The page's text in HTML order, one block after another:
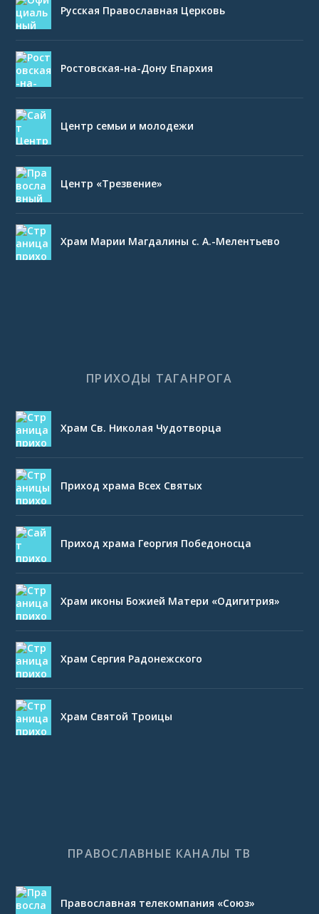
Русская Православная Церковь
Ростовская-на-Дону Епархия
Центр семьи и молодежи
Центр «Трезвение»
Храм Марии Магдалины с. А.-Мелентьево
ПРИХОДЫ ТАГАНРОГА
Храм Св. Николая Чудотворца
Приход храма Всех Святых
Приход храма Георгия Победоносца
Храм иконы Божией Матери «Одигитрия»
Храм Сергия Радонежского
Храм Святой Троицы
ПРАВОСЛАВНЫЕ КАНАЛЫ ТВ
Православная телекомпания «Союз»